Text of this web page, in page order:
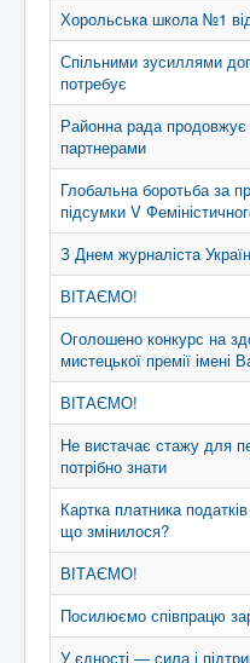
Хорольська школа №1
Спільними зусиллями
потребує
Районна рада
партнерами
Глобальна боротьба за
підсумки V
З Днем журналіста
ВІТАЄМО!
Оголошено конкурс на
мистецької премії імені
ВІТАЄМО!
Не вистачає стажу для
потрібно знати
Картка платника
що змінилося?
ВІТАЄМО!
Посилюємо співпрацю
У єдності — сила і